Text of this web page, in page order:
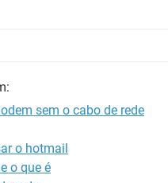
sem o cabo de rede
o hotmail
o que é